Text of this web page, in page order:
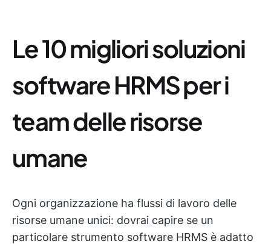
Le 10 migliori soluzioni
software HRMS per i
team delle risorse
umane
Ogni organizzazione ha flussi di lavoro delle
risorse umane unici: dovrai capire se un
particolare strumento software HRMS è adatto